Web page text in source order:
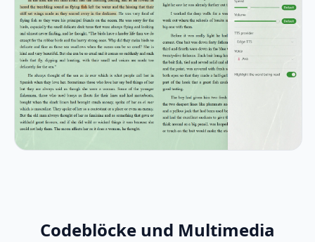
Codeblöcke und Multimedia